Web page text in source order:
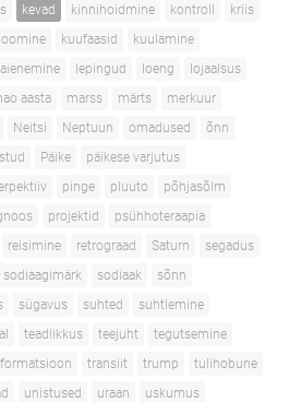
kevad kinnihoidmine kontroll
kriis
kuufaasid
kuulamine
laienemine lepingud loeng
lojaalsus
aasta marss märts
merkuur
Neitsi Neptuun omadused
õnn
Päike
päikese varjutus
pinge pluuto
põhjasõlm
projektid
psühhoteraapia
reisimine retrograad Saturn
segadus
sodiaagimärk sodiaak
sõnn
sügavus suhted
suhtlemine
teadlikkus teejuht
tegutsemine
transiit trump
tulihobune
unistused uraan
uskumus